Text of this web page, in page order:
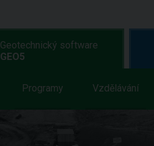
Geotechnický software
GEO5
Programy Vzdělávání